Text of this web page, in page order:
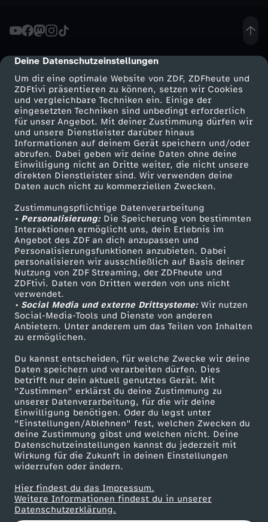
cmp-dialog-description
Deine Datenschutzeinstellungen
Um dir eine optimale Website von ZDF, ZDFheute und
ZDFtivi präsentieren zu können, setzen wir Cookies
und vergleichbare Techniken ein. Einige der
eingesetzten Techniken sind unbedingt erforderlich
für unser Angebot. Mit deiner Zustimmung dürfen wir
und unsere Dienstleister darüber hinaus
Informationen auf deinem Gerät speichern und/oder
abrufen. Dabei geben wir deine Daten ohne deine
Einwilligung nicht an Dritte weiter, die nicht unsere
direkten Dienstleister sind. Wir verwenden deine
Daten auch nicht zu kommerziellen Zwecken.
Zustimmungspflichtige Datenverarbeitung
• Personalisierung:Die Speicherung von bestimmten
Interaktionen ermöglicht uns, dein Erlebnis im
Angebot des ZDF an dich anzupassen und
Personalisierungsfunktionen anzubieten. Dabei
personalisieren wir ausschließlich auf Basis deiner
Nutzung von ZDF Streaming, der ZDFheute und
ZDFtivi. Daten von Dritten werden von uns nicht
verwendet.
• Social Media und externe Drittsysteme:Wir nutzen
Social-Media-Tools und Dienste von anderen
Anbietern. Unter anderem um das Teilen von Inhalten
zu ermöglichen.
Du kannst entscheiden, für welche Zwecke wir deine
Daten speichern und verarbeiten dürfen. Dies
betrifft nur dein aktuell genutztes Gerät. Mit
"Zustimmen" erklärst du deine Zustimmung zu
unserer Datenverarbeitung, für die wir deine
Einwilligung benötigen. Oder du legst unter
"Einstellungen/Ablehnen" fest, welchen Zwecken du
deine Zustimmung gibst und welchen nicht. Deine
Datenschutzeinstellungen kannst du jederzeit mit
Wirkung für die Zukunft in deinen Einstellungen
widerrufen oder ändern.
Hier findest du das Impressum.
Weitere Informationen findest du in unserer
Datenschutzerklärung.
e
u
t
e
S
e
n
d
u
n
g
v
o
m
3
0
.
Mehr ZDF
ZDF-Apps
Smart TV
ZDFtext
Livestreams
Sendungen A-Z
TV-Programm
Service
ZDFmitreden
Kontakt zum ZDF
Tickets
Zuschauerservice
Hilfe
ZDF Unternehmen
Karriere
ZDF goes Schule
Werbefernsehen
Mainzelmännchen
Partner